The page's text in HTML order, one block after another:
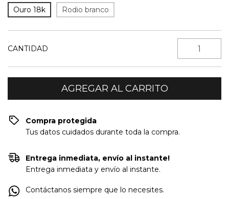
Ouro 18k
Rodio branco
CANTIDAD
Compra protegida
Tus datos cuidados durante toda la compra.
Entrega inmediata, envío al instante!
Entrega inmediata y envío al instante.
Contáctanos siempre que lo necesites.